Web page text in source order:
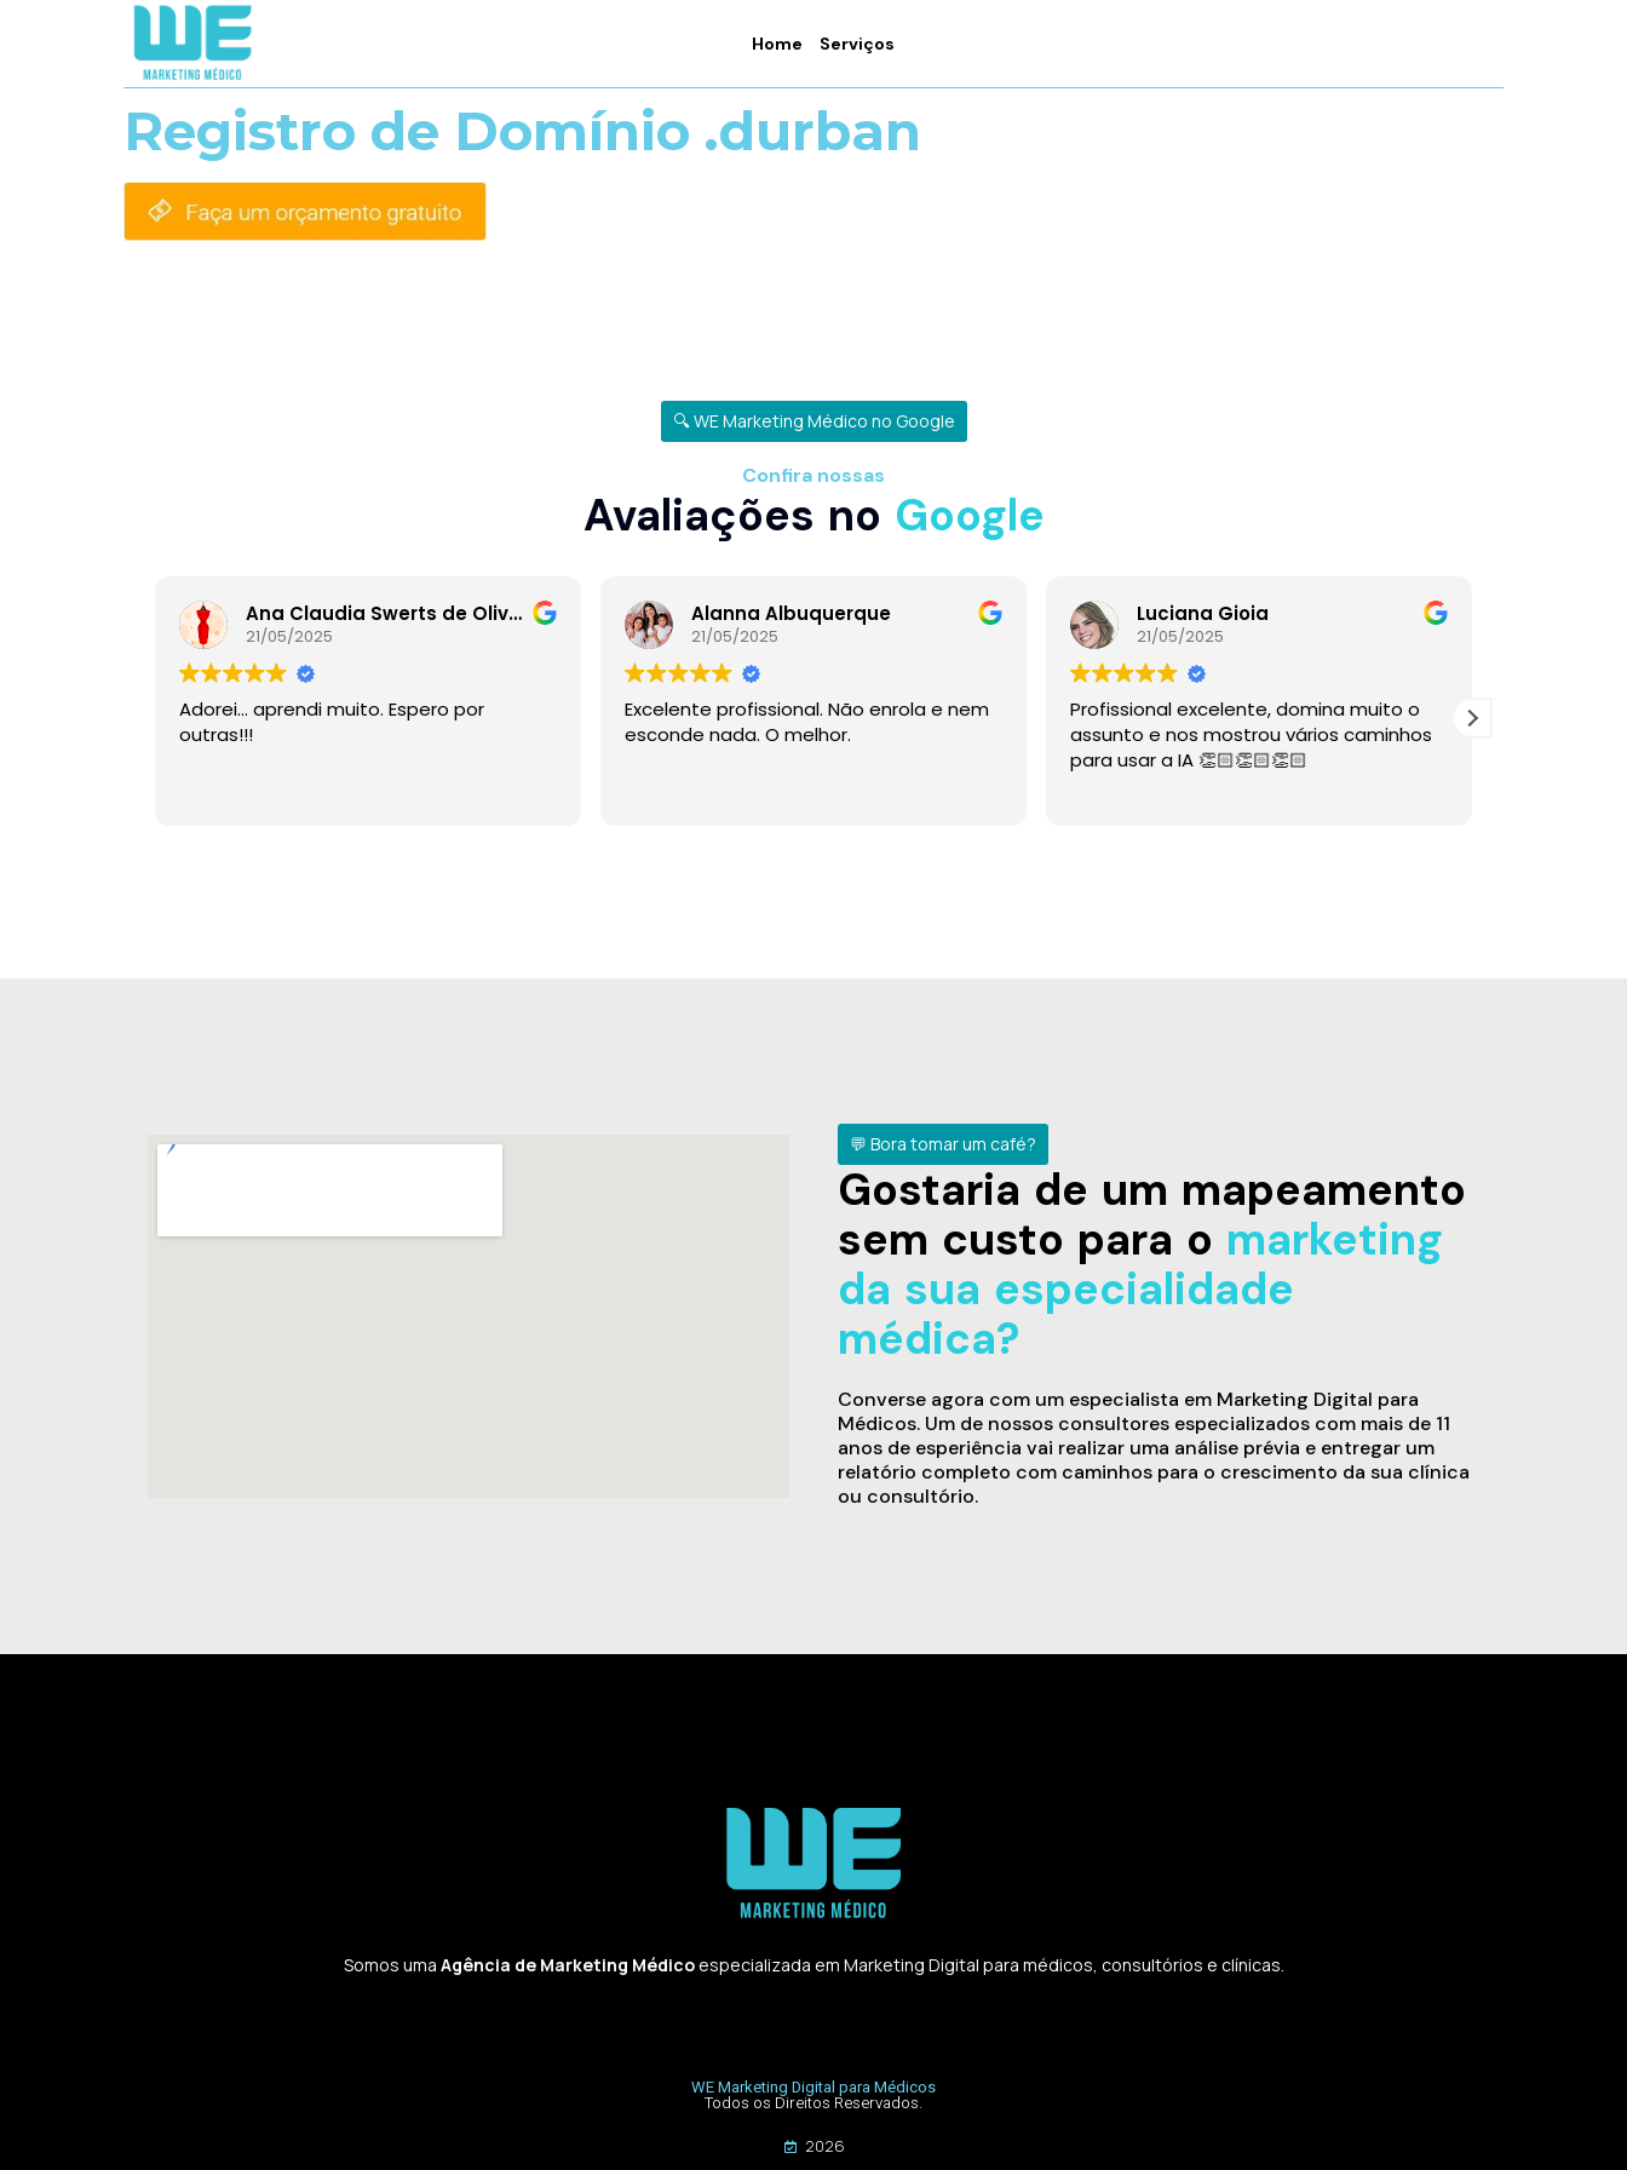
Home Serviços
Registro de Domínio .durban
🔍 WE Marketing Médico no Google
Confira nossas
Avaliações no Google
Ana Claudia Swerts de Oliveira
21/05/2025
Adorei… aprendi muito. Espero por
outras!!!
Alanna Albuquerque
21/05/2025
Excelente profissional. Não enrola e nem
esconde nada. O melhor.
Luciana Gioia
21/05/2025
Profissional excelente, domina muito o
assunto e nos mostrou vários caminhos
para usar a IA 👏🏻👏🏻👏🏻
💬 Bora tomar um café?
Gostaria de um mapeamento
sem custo para o marketing
da sua especialidade
médica?
Converse agora com um especialista em Marketing Digital para
Médicos. Um de nossos consultores especializados com mais de 11
anos de esperiência vai realizar uma análise prévia e entregar um
relatório completo com caminhos para o crescimento da sua clínica
ou consultório.
Somos uma Agência de Marketing Médicoespecializada em Marketing Digital para médicos, consultórios e clínicas.
WE Marketing Digital para Médicos
Todos os Direitos Reservados.
2026